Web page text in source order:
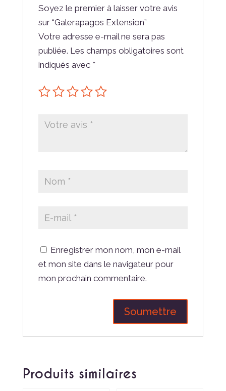
Soyez le premier à laisser votre avis
sur “Galerapagos Extension”
Votre adresse e-mail ne sera pas
publiée. Les champs obligatoires sont
indiqués avec *
Enregistrer mon nom, mon e-mail
et mon site dans le navigateur pour
mon prochain commentaire.
Produits similaires